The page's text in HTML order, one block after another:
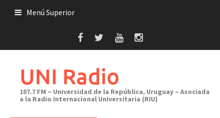
Menú Superior
UNI Radio
107.7 FM – Universidad de la República, Uruguay – Asociada
a la Radio Internacional Universitaria (RIU)